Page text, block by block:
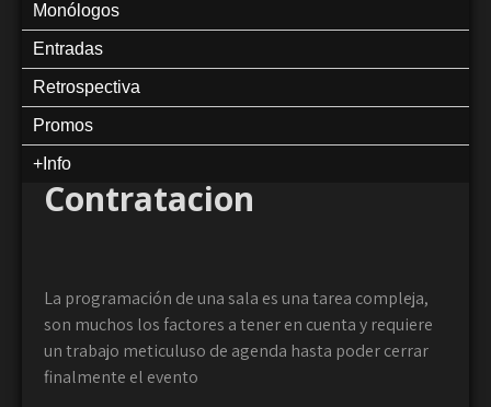
Monólogos
Entradas
Retrospectiva
Promos
+Info
Contratacion
La programación de una sala es una tarea compleja,
son muchos los factores a tener en cuenta y requiere
un trabajo meticuluso de agenda hasta poder cerrar
finalmente el evento